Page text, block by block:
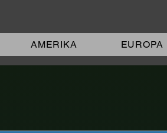
AMERIKA EUROPA